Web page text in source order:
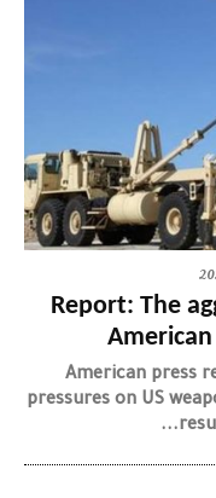
Report: The
American press
pressures on US